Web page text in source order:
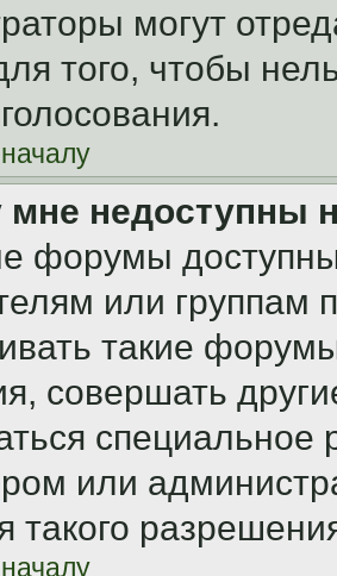
могут
того, чтобы
мне недоступны
форумы
или группам
такие
совершать
или
такого